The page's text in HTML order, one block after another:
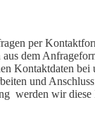
per
dem
Kontaktdaten bei
und
werden wir diese